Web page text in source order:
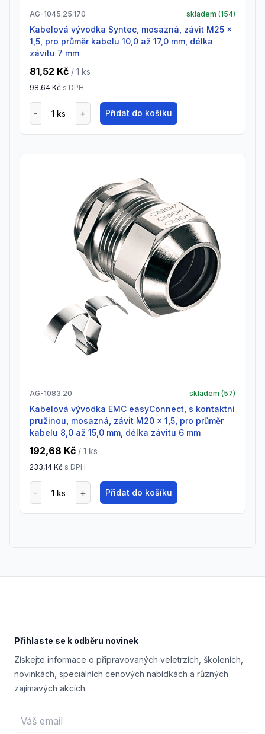
AG-1045.25.170 skladem (154)
Kabelová vývodka Syntec, mosazná, závit M25 x
1,5, pro průměr kabelu 10,0 až 17,0 mm, délka
závitu 7 mm
81,52 Kč / 1 ks
98,64 Kč s DPH
Přidat do košíku
AG-1083.20 skladem (57)
Kabelová vývodka EMC easyConnect, s kontaktní
pružinou, mosazná, závit M20 x 1,5, pro průměr
kabelu 8,0 až 15,0 mm, délka závitu 6 mm
192,68 Kč / 1 ks
233,14 Kč s DPH
Přidat do košíku
Přihlaste se k odběru novinek
Získejte informace o připravovaných veletrzích, školeních,
novinkách, speciálních cenových nabídkách a různých
zajímavých akcích.
Email address